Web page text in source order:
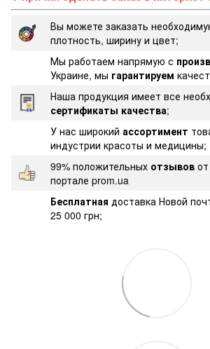
Вы можете заказать
плотность, ширину и цвет;
Мы работаем напрямую с
Украине, мы гарантируем
Наша продукция имеет все
сертификаты качества;
У нас широкий ассортимент
индустрии красоты и медицины;
99% положительных отзывов
портале prom.ua
Бесплатная доставка Новой
25 000 грн;